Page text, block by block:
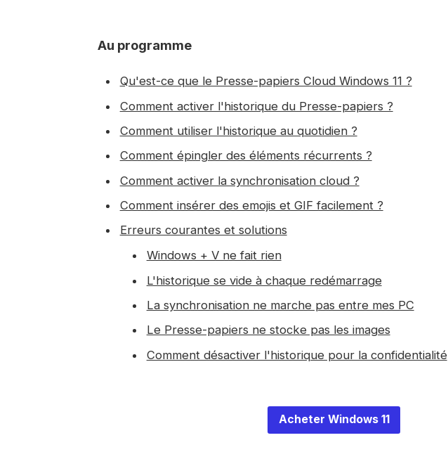
Au programme
Qu'est-ce que le Presse-papiers Cloud Windows 11 ?
Comment activer l'historique du Presse-papiers ?
Comment utiliser l'historique au quotidien ?
Comment épingler des éléments récurrents ?
Comment activer la synchronisation cloud ?
Comment insérer des emojis et GIF facilement ?
Erreurs courantes et solutions
Windows + V ne fait rien
L'historique se vide à chaque redémarrage
La synchronisation ne marche pas entre mes PC
Le Presse-papiers ne stocke pas les images
Comment désactiver l'historique pour la confidentialité
Acheter Windows 11